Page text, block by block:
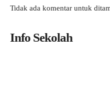
Tidak ada komentar untuk
Info Sekolah